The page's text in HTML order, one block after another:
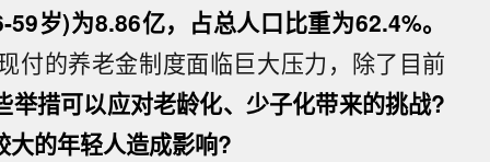
岁)为8.86亿，占总人口比重为62.4%。
付的养老金制度面临巨大压力，除了目前
举措可以应对老龄化、少子化带来的挑战?
大的年轻人造成影响?